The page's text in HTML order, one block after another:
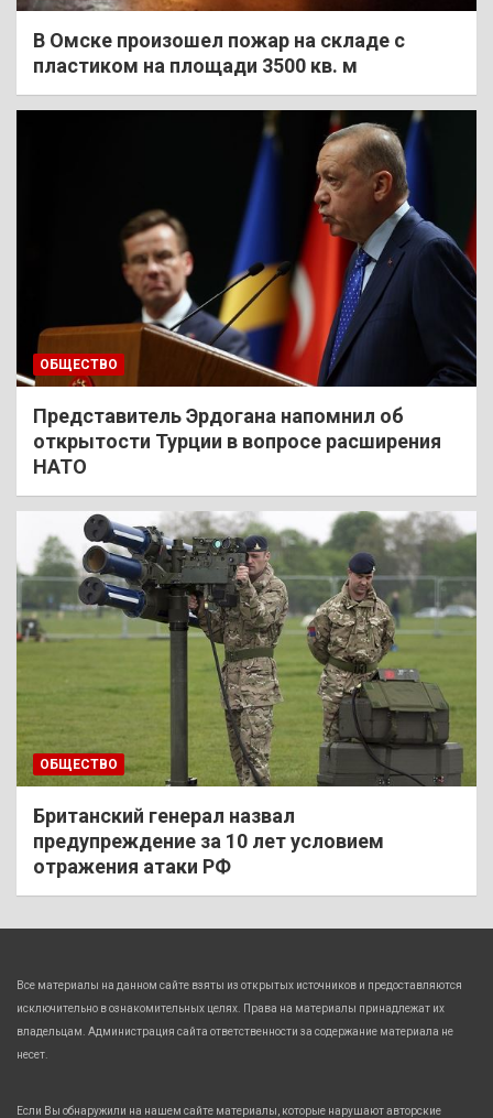
В Омске произошел пожар на складе с
пластиком на площади 3500 кв. м
ОБЩЕСТВО
Представитель Эрдогана напомнил об
открытости Турции в вопросе расширения
НАТО
ОБЩЕСТВО
Британский генерал назвал
предупреждение за 10 лет условием
отражения атаки РФ
Все материалы на данном сайте взяты из открытых источников и предоставляются
исключительно в ознакомительных целях. Права на материалы принадлежат их
владельцам. Администрация сайта ответственности за содержание материала не
несет.
Если Вы обнаружили на нашем сайте материалы, которые нарушают авторские